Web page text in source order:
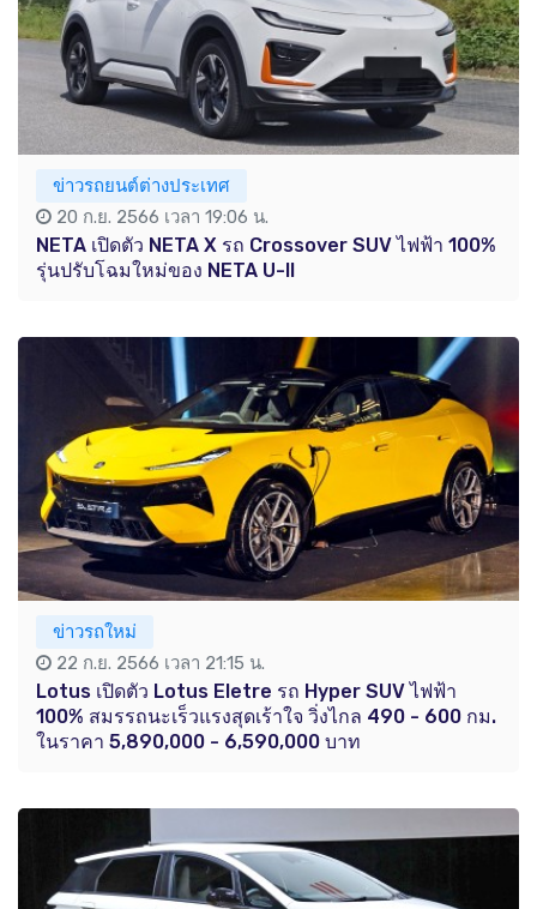
ข่าวรถยนต์ต่างประเทศ
20 ก.ย. 2566 เวลา 19:06 น.
NETA เปิดตัว NETA X รถ Crossover SUV ไฟฟ้า 100%
รุ่นปรับโฉมใหม่ของ NETA U-II
ข่าวรถใหม่
22 ก.ย. 2566 เวลา 21:15 น.
Lotus เปิดตัว Lotus Eletre รถ Hyper SUV ไฟฟ้า
100% สมรรถนะเร็วแรงสุดเร้าใจ วิ่งไกล 490 - 600 กม.
ในราคา 5,890,000 - 6,590,000 บาท